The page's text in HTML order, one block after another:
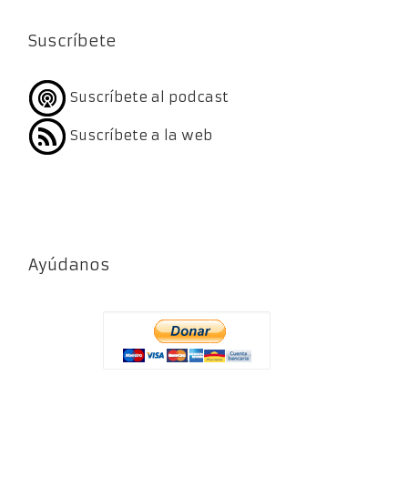
Suscríbete
Suscríbete al podcast
Suscríbete a la web
Ayúdanos